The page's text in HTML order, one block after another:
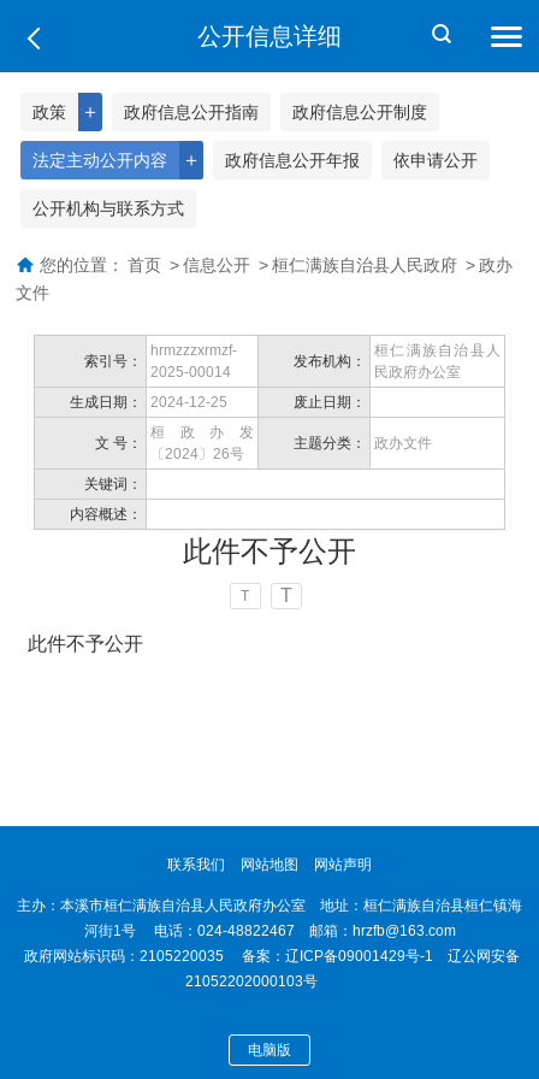
公开信息详细
＋
政策 政府信息公开指南 政府信息公开制度
＋
法定主动公开内容 政府信息公开年报 依申请公开
公开机构与联系方式
您的位置： 首页 > 信息公开 > 桓仁满族自治县人民政府 > 政办
文件
索引号：
hrmzzzxrmzf-
2025-00014
发布机构：
桓仁满族自治县人
民政府办公室
生成日期：
2024-12-25 废止日期：
文 号：
桓政办发
〔2024〕26号
主题分类： 政办文件
关键词：
内容概述：
此件不予公开
T T
此件不予公开
联系我们 网站地图 网站声明
主办：本溪市桓仁满族自治县人民政府办公室 地址：桓仁满族自治县桓仁镇海
河街1号 电话：024-48822467 邮箱：hrzfb@163.com
政府网站标识码：2105220035 备案： 辽ICP备09001429号-1
辽公网安备
21052202000103号
电脑版